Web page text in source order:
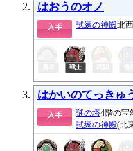
はおうのオノ
入手 試練の神殿北
はかいのてっきゅ
入手 謎の塔4階の宝
試練の神殿(北